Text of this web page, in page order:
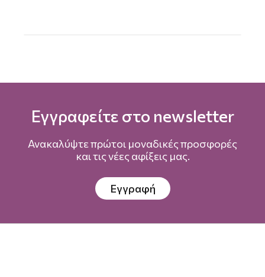
Εγγραφείτε στο newsletter
Ανακαλύψτε πρώτοι μοναδικές προσφορές
και τις νέες αφίξεις μας.
Εγγραφή